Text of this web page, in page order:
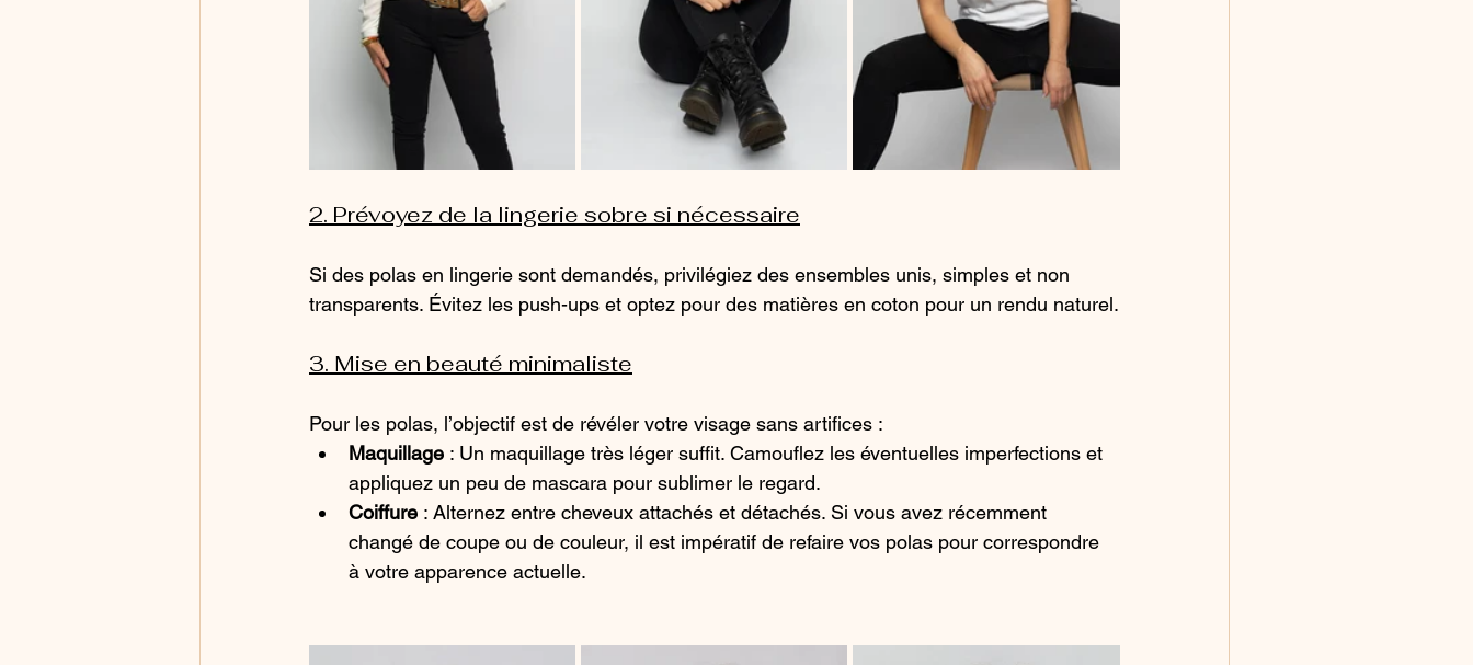
2. Prévoyez de la lingerie sobre si nécessaire
Si des polas en lingerie sont demandés, privilégiez des ensembles unis, simples et non
transparents. Évitez les push-ups et optez pour des matières en coton pour un rendu naturel.
3. Mise en beauté minimaliste
Pour les polas, l’objectif est de révéler votre visage sans artifices :
Maquillage : Un maquillage très léger suffit. Camouflez les éventuelles imperfections et
appliquez un peu de mascara pour sublimer le regard.
Coiffure : Alternez entre cheveux attachés et détachés. Si vous avez récemment
changé de coupe ou de couleur, il est impératif de refaire vos polas pour correspondre
à votre apparence actuelle.